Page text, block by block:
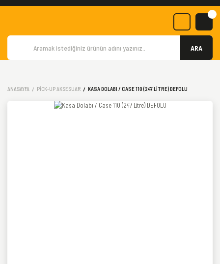
ARA
ANASAYFA PICK-UP AKSESUAR KASA DOLABI / CASE 110 (247 LITRE) DEFOLU